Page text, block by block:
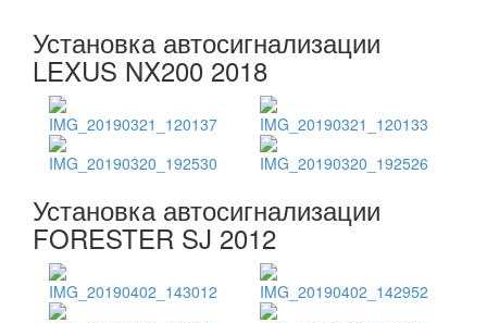
Установка автосигнализации
LEXUS NX200 2018
Установка автосигнализации
FORESTER SJ 2012